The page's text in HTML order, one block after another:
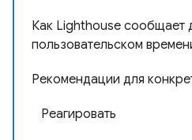
Как Lighthouse сообщает
пользовательском
Рекомендации для
Реагировать